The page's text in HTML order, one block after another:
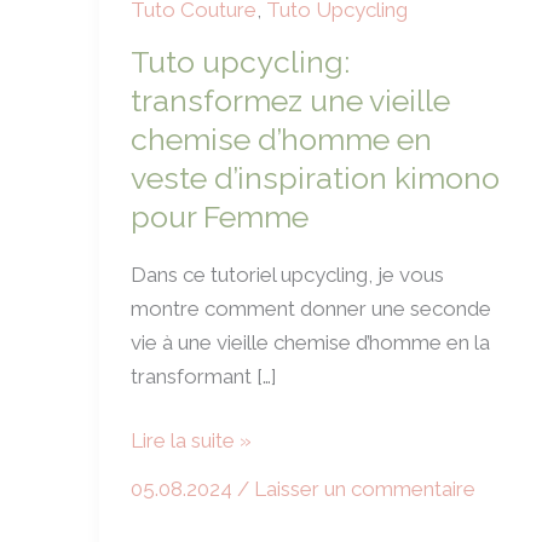
Tuto Couture Tuto Upcycling
Tuto upcycling:
transformez une vieille
chemise d’homme en
veste d’inspiration kimono
pour Femme
Dans ce tutoriel upcycling, je vous
montre comment donner une seconde
vie à une vieille chemise d’homme en la
transformant […]
Tuto
Lire la suite »
05.08.2024 / Laisser un commentaire